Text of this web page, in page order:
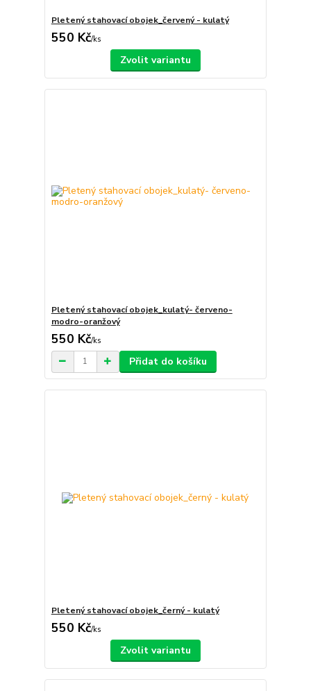
Pletený stahovací obojek_červený - kulatý
550 Kč/ks
Zvolit variantu
Pletený stahovací obojek_kulatý- červeno-
modro-oranžový
550 Kč/ks
Přidat do košíku
Pletený stahovací obojek_černý - kulatý
550 Kč/ks
Zvolit variantu